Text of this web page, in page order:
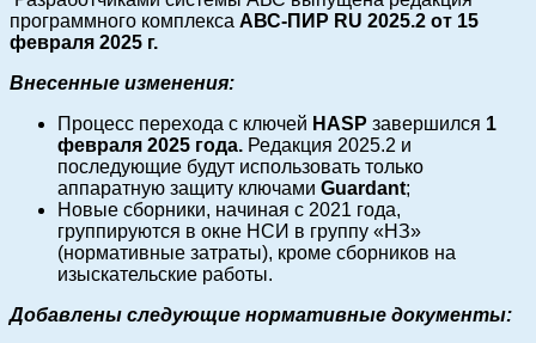
программного комплекса АВС-ПИР RU 2025.2 от 15
февраля 2025 г.
Внесенные изменения:
Процесс перехода с ключей HASP завершился 1
февраля 2025 года. Редакция 2025.2 и
последующие будут использовать только
аппаратную защиту ключами Guardant;
Новые сборники, начиная с 2021 года,
группируются в окне НСИ в группу «НЗ»
(нормативные затраты), кроме сборников на
изыскательские работы.
Добавлены следующие нормативные документы: